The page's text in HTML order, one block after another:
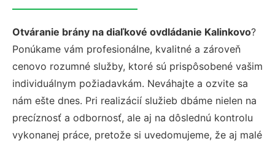
Otváranie brány na diaľkové ovdládanie Kalinkovo?
Ponúkame vám profesionálne, kvalitné a zároveň
cenovo rozumné služby, ktoré sú prispôsobené vašim
individuálnym požiadavkám. Neváhajte a ozvite sa
nám ešte dnes. Pri realizácií služieb dbáme nielen na
precíznosť a odbornosť, ale aj na dôslednú kontrolu
vykonanej práce, pretože si uvedomujeme, že aj malé